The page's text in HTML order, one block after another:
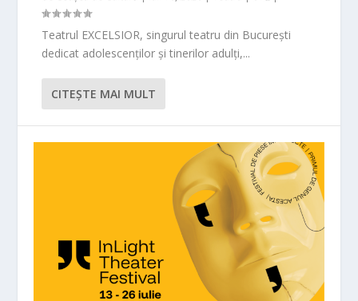
Teatrul EXCELSIOR, singurul teatru din București
dedicat adolescenților și tinerilor adulți,...
CITEŞTE MAI MULT